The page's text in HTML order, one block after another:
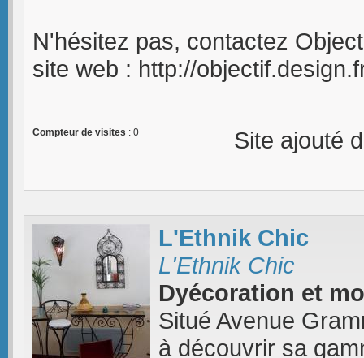
N'hésitez pas, contactez
site web : http://
Compteur de visites : 0 Site ajouté
L'Ethnik Chic
L'Ethnik Chic
Dyécoration et
Situé Avenue
à découvrir sa